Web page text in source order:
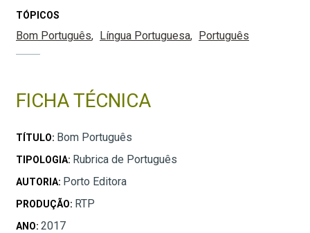
TÓPICOS
Bom Português Língua Portuguesa Português
FICHA TÉCNICA
TÍTULO: Bom Português
TIPOLOGIA: Rubrica de Português
AUTORIA: Porto Editora
PRODUÇÃO: RTP
ANO: 2017